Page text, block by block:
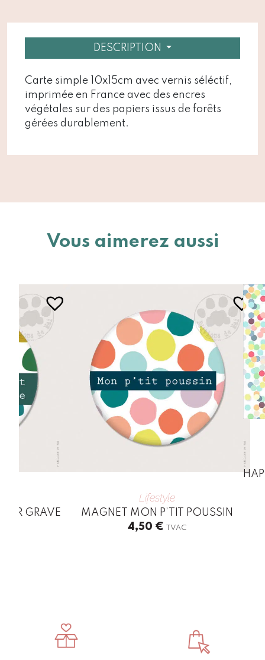
DESCRIPTION
Carte simple 10x15cm avec vernis séléctif,
imprimée en France avec des encres
végétales sur des papiers issus de forêts
gérées durablement.
Vous aimerez aussi
GRAVE
Lifestyle
MAGNET MON P’TIT POUSSIN
4,50 € TVAC